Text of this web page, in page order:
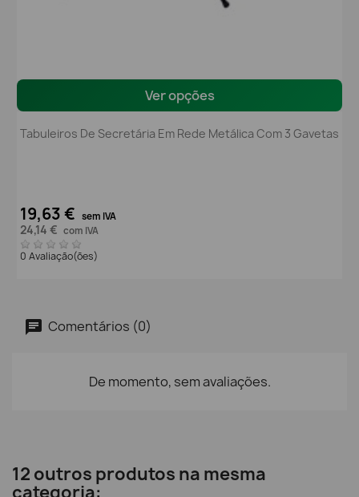
Ver opções
Tabuleiros De Secretária Em Rede Metálica Com 3 Gavetas
19,63 € sem IVA
24,14 € com IVA
0 Avaliação(ões)
Comentários (0)
De momento, sem avaliações.
12 outros produtos na mesma